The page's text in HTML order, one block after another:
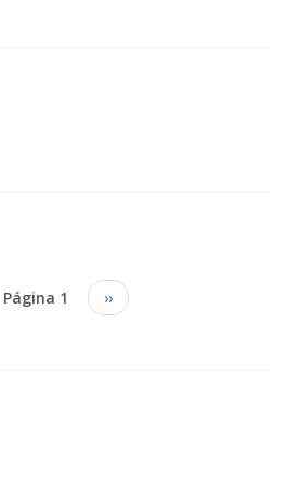
Página 1
Siguiente
página
››